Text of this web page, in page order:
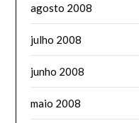
agosto 2008
julho 2008
junho 2008
maio 2008